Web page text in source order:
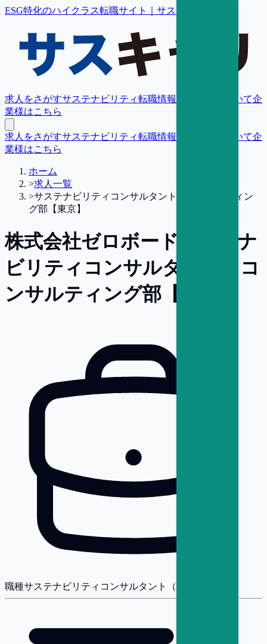
ESG特化のハイクラス転職サイト｜サスキャリ
求人をさがすサステナビリティ転職情報 転職支援について企
業様はこちら
求人をさがすサステナビリティ転職情報 転職支援について企
業様はこちら
ホーム
>求人一覧
>サステナビリティコンサルタント／コンサルティン
グ部【東京】
株式会社ゼロボード
サステナ
ビリティコンサルタント／コ
ンサルティング部【東京】
職種サステナビリティコンサルタント（戦略・変革）